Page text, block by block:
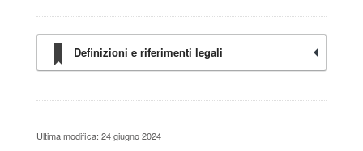
Definizioni e riferimenti legali
Ultima modifica: 24 giugno 2024